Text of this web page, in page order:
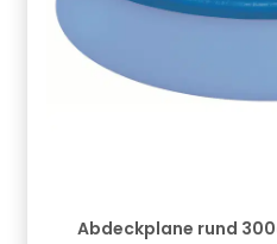
Abdeckplane rund